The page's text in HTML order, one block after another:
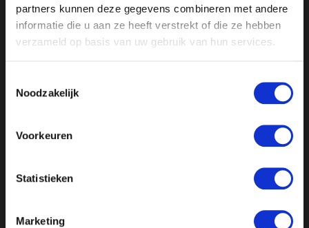
partners kunnen deze gegevens combineren met andere
informatie die u aan ze heeft verstrekt of die ze hebben
verzameld op basis van uw gebruik van hun services.
Noodzakelijk
Voorkeuren
Statistieken
Marketing